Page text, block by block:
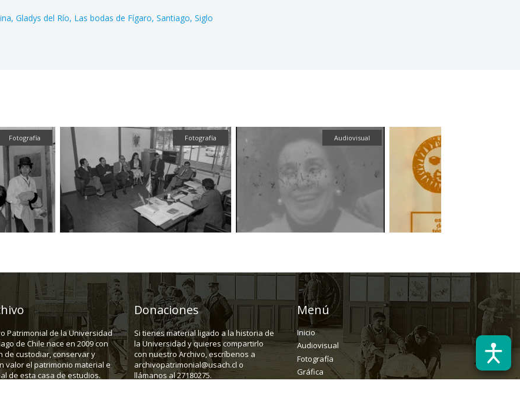
Gladys del Río Las bodas de Fígaro Santiago Siglo
Fotografía Fotografía Audiovisual
Patrimonial de la Universidad
de Chile nace en 2009 con
de custodiar, conservar y
valor el patrimonio material e
de esta casa de estudios.
Donaciones
Si tienes material ligado a la historia de
la Universidad y quieres compartirlo
con nuestro Archivo, escríbenos a
archivopatrimonial@usach.cl o
llámanos al 27180275.
Menú
Inicio
Audiovisual
Fotografía
Gráfica